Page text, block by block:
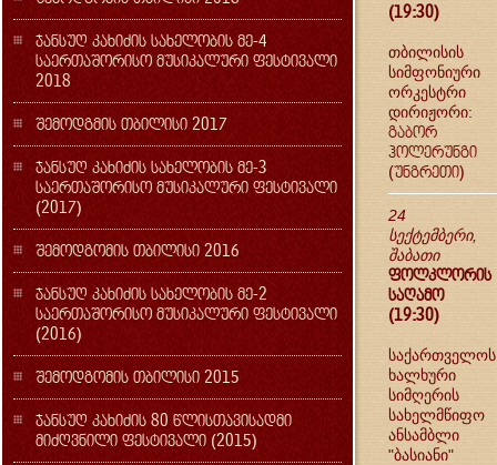
ჯანსუღ კახიძის სახელობის მე-4
საერთაშორისო მუსიკალური ფესტივალი
2018
შემოდგმის თბილისი 2017
ჯანსუღ კახიძის სახელობის მე-3
საერთაშორისო მუსიკალური ფესტივალი
(2017)
შემოდგომის თბილისი 2016
ჯანსუღ კახიძის სახელობის მე-2
საერთაშორისო მუსიკალური ფესტივალი
(2016)
შემოდგომის თბილისი 2015
ჯანსუღ კახიძის 80 წლისთავისადმი
მიძღვნილი ფესტივალი (2015)
(19:30)
თბილისის
სიმფონიური
ორკესტრი
დირიჟორი:
გაბორ
ჰოლერუნგი
(უნგრეთი)
24
სექტემბერი,
შაბათი
ფოლკლორის
საღამო
(19:30)
საქართველოს
ხალხური
სიმღერის
სახელმწიფო
ანსამბლი
"ბასიანი"